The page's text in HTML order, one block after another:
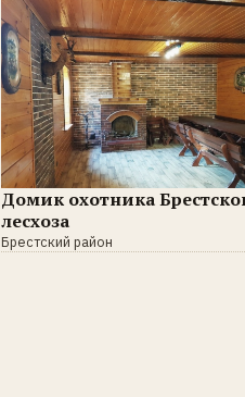
Домик охотника
лесхоза
Брестский район